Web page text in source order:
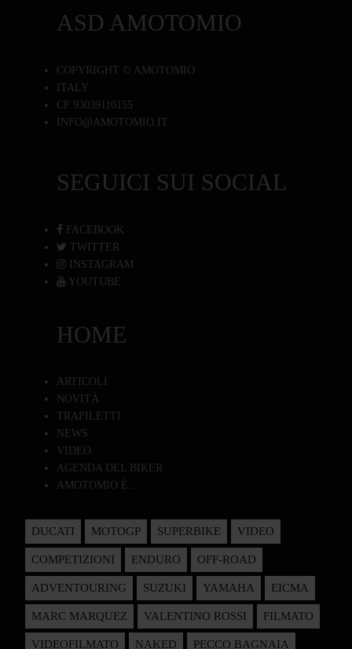
ASD AMOTOMIO
COPYRIGHT © AMOTOMIO
ITALY
CF 93039110155
INFO@AMOTOMIO.IT
SEGUICI SUI SOCIAL
FACEBOOK
TWITTER
INSTAGRAM
YOUTUBE
HOME
ARTICOLI
NOVITÀ
TRAFILETTI
NEWS
VIDEO
AGENDA DEL BIKER
AMOTOMIO È...
DUCATI MOTOGP SUPERBIKE VIDEO
COMPETIZIONI ENDURO OFF-ROAD
ADVENTOURING SUZUKI YAMAHA EICMA
MARC MARQUEZ VALENTINO ROSSI FILMATO
VIDEOFILMATO NAKED PECCO BAGNAIA